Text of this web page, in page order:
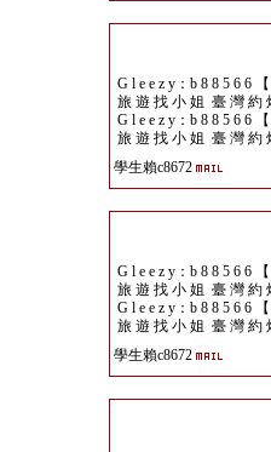
G l e e z y：b 8 8 5 6 6
旅 遊 找 小 姐 臺 灣 約
G l e e z y：b 8 8 5 6 6
旅 遊 找 小 姐 臺 灣 約
學生賴c8672
G l e e z y：b 8 8 5 6 6
旅 遊 找 小 姐 臺 灣 約
G l e e z y：b 8 8 5 6 6
旅 遊 找 小 姐 臺 灣 約
學生賴c8672